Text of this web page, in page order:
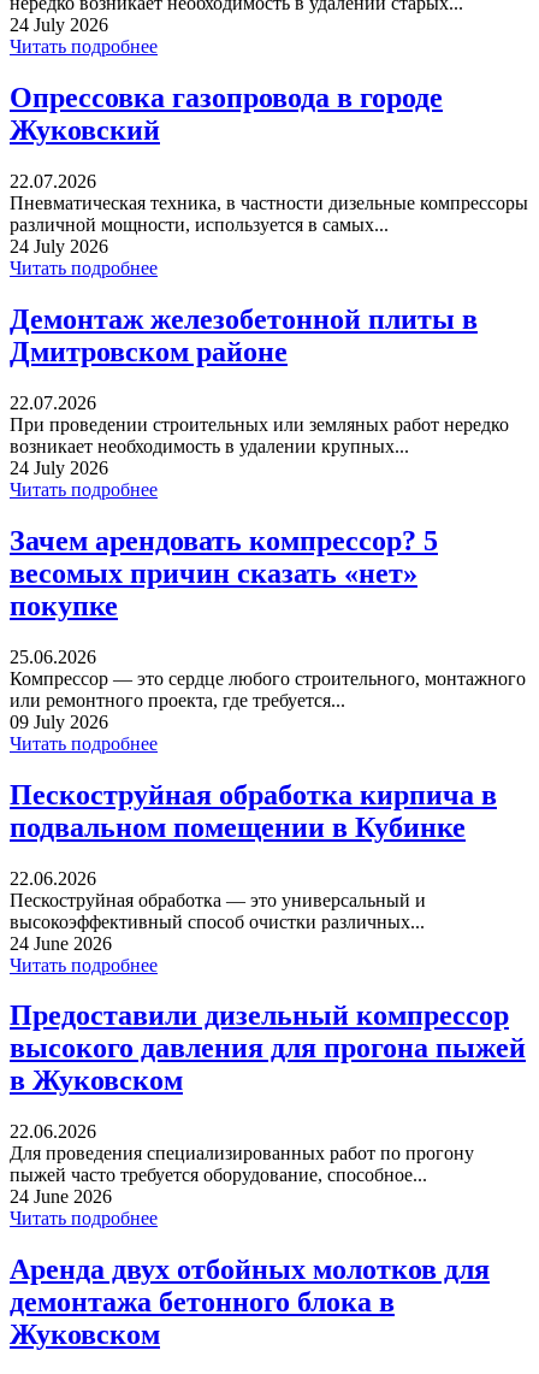
24 July 2026
Читать подробнее
Опрессовка газопровода в городе
Жуковский
22.07.2026
Пневматическая техника, в частности дизельные компрессоры
различной мощности, используется в самых...
24 July 2026
Читать подробнее
Демонтаж железобетонной плиты в
Дмитровском районе
22.07.2026
При проведении строительных или земляных работ нередко
возникает необходимость в удалении крупных...
24 July 2026
Читать подробнее
Зачем арендовать компрессор? 5
весомых причин сказать «нет»
покупке
25.06.2026
Компрессор — это сердце любого строительного, монтажного
или ремонтного проекта, где требуется...
09 July 2026
Читать подробнее
Пескоструйная обработка кирпича в
подвальном помещении в Кубинке
22.06.2026
Пескоструйная обработка — это универсальный и
высокоэффективный способ очистки различных...
24 June 2026
Читать подробнее
Предоставили дизельный компрессор
высокого давления для прогона пыжей
в Жуковском
22.06.2026
Для проведения специализированных работ по прогону
пыжей часто требуется оборудование, способное...
24 June 2026
Читать подробнее
Аренда двух отбойных молотков для
демонтажа бетонного блока в
Жуковском